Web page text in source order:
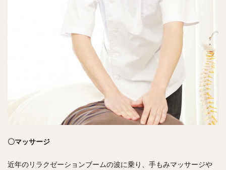
〇マッサージ
近年のリラクゼーションブームの波に乗り、手もみマッサージや